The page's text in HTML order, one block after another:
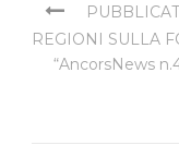
REGIONI SULLA
“AncorsNews